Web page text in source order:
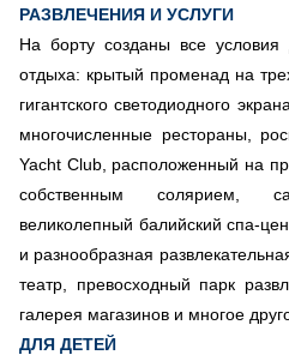
РАЗВЛЕЧЕНИЯ И УСЛУГИ
На борту созданы все условия
отдыха: крытый променад на
гигантского светодиодного
многочисленные рестораны,
Yacht Club, расположенный на
собственным солярием,
великолепный балийский спа-
и разнообразная
театр, превосходный парк
галерея магазинов и многое
ДЛЯ ДЕТЕЙ